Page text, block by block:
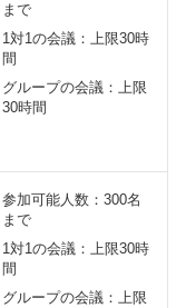
まで
1対1の会議：上限30時
間
グループの会議：上限
30時間
参加可能人数：300名
まで
1対1の会議：上限30時
間
グループの会議：上限